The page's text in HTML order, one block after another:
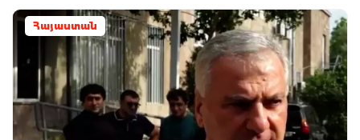
Հայաստան